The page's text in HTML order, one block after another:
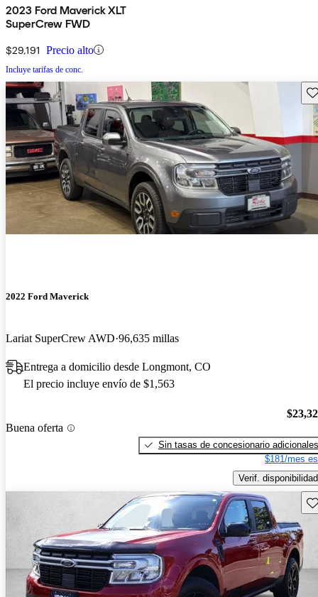
2023 Ford Maverick XLT
SuperCrew FWD
$29,191 Precio alto
Incluye tarifas de conc.
2022 Ford Maverick
Lariat SuperCrew AWD 96,635 millas
Entrega a domicilio desde Longmont, CO
El precio incluye envío de $1,563
Buena oferta
Sin tasas de concesionario adicionales
$181/mes
Verif. disponibilidad